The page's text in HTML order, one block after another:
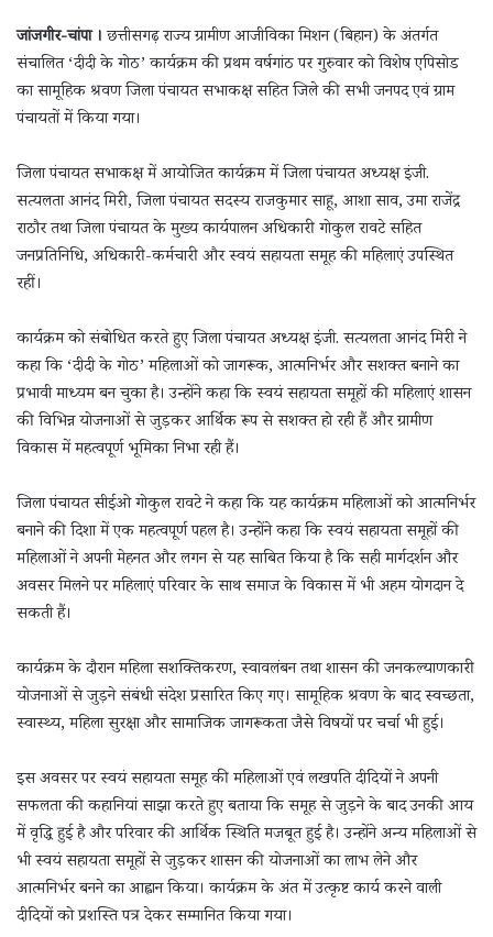
जांजगीर-चांपा ।छत्तीसगढ़ राज्य ग्रामीण आजीविका मिशन (बिहान) के अंतर्गत
संचालित ‘दीदी के गोठ’ कार्यक्रम की प्रथम वर्षगांठ पर गुरुवार को विशेष एपिसोड
का सामूहिक श्रवण जिला पंचायत सभाकक्ष सहित जिले की सभी जनपद एवं ग्राम
पंचायतों में किया गया।
जिला पंचायत सभाकक्ष में आयोजित कार्यक्रम में जिला पंचायत अध्यक्ष इंजी.
सत्यलता आनंद मिरी, जिला पंचायत सदस्य राजकुमार साहू, आशा साव, उमा राजेंद्र
राठौर तथा जिला पंचायत के मुख्य कार्यपालन अधिकारी गोकुल रावटे सहित
जनप्रतिनिधि, अधिकारी-कर्मचारी और स्वयं सहायता समूह की महिलाएं उपस्थित
रहीं।
कार्यक्रम को संबोधित करते हुए जिला पंचायत अध्यक्ष इंजी. सत्यलता आनंद मिरी ने
कहा कि ‘दीदी के गोठ’ महिलाओं को जागरूक, आत्मनिर्भर और सशक्त बनाने का
प्रभावी माध्यम बन चुका है। उन्होंने कहा कि स्वयं सहायता समूहों की महिलाएं शासन
की विभिन्न योजनाओं से जुड़कर आर्थिक रूप से सशक्त हो रही हैं और ग्रामीण
विकास में महत्वपूर्ण भूमिका निभा रही हैं।
जिला पंचायत सीईओ गोकुल रावटे ने कहा कि यह कार्यक्रम महिलाओं को आत्मनिर्भर
बनाने की दिशा में एक महत्वपूर्ण पहल है। उन्होंने कहा कि स्वयं सहायता समूहों की
महिलाओं ने अपनी मेहनत और लगन से यह साबित किया है कि सही मार्गदर्शन और
अवसर मिलने पर महिलाएं परिवार के साथ समाज के विकास में भी अहम योगदान दे
सकती हैं।
कार्यक्रम के दौरान महिला सशक्तिकरण, स्वावलंबन तथा शासन की जनकल्याणकारी
योजनाओं से जुड़ने संबंधी संदेश प्रसारित किए गए। सामूहिक श्रवण के बाद स्वच्छता,
स्वास्थ्य, महिला सुरक्षा और सामाजिक जागरूकता जैसे विषयों पर चर्चा भी हुई।
इस अवसर पर स्वयं सहायता समूह की महिलाओं एवं लखपति दीदियों ने अपनी
सफलता की कहानियां साझा करते हुए बताया कि समूह से जुड़ने के बाद उनकी आय
में वृद्धि हुई है और परिवार की आर्थिक स्थिति मजबूत हुई है। उन्होंने अन्य महिलाओं से
भी स्वयं सहायता समूहों से जुड़कर शासन की योजनाओं का लाभ लेने और
आत्मनिर्भर बनने का आह्वान किया। कार्यक्रम के अंत में उत्कृष्ट कार्य करने वाली
दीदियों को प्रशस्ति पत्र देकर सम्मानित किया गया।